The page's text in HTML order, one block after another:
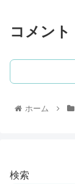
コメント
ホーム
検索